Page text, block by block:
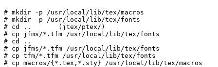
# mkdir -p /usr/local/lib/tex/macros
# mkdir -p /usr/local/lib/tex/fonts
# cd ..       (jtex/ptex/)
# cp jfms/*.tfm /usr/local/lib/tex/fonts
# cd ..
# cp jfms/*.tfm /usr/local/lib/tex/fonts
# cp tfm/*.tfm /usr/local/lib/tex/fonts
# cp macros/{*.tex,*.sty} /usr/local/lib/tex/macros